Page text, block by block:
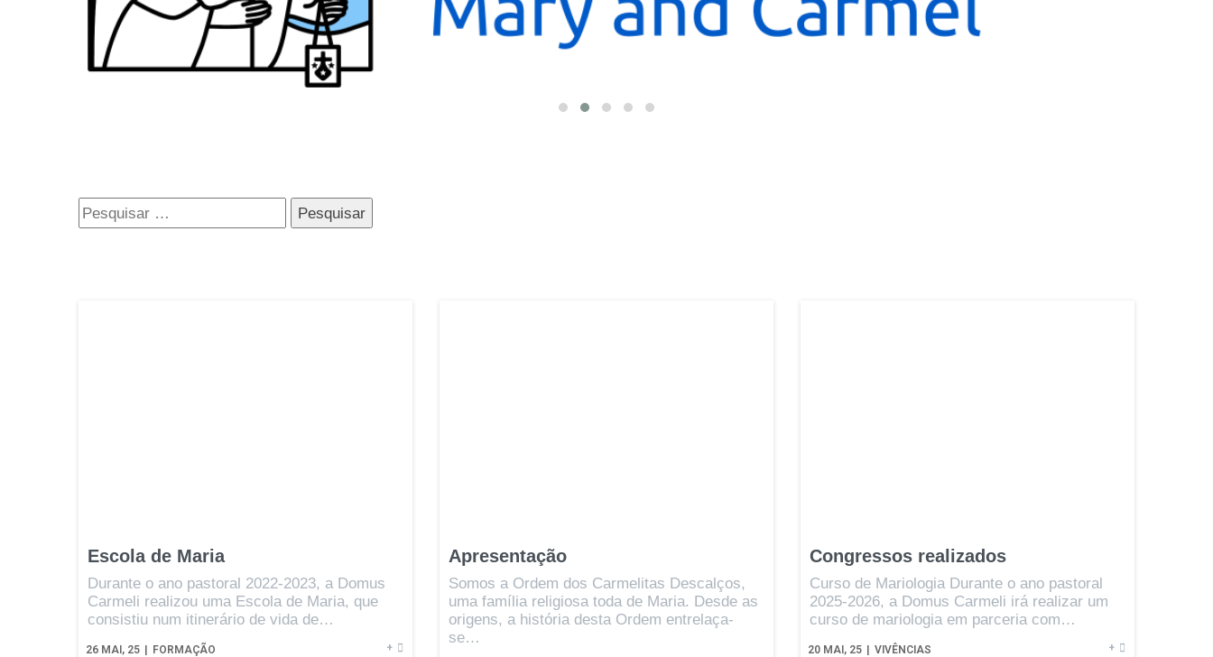
Pesquisar
por:
Escola de Maria
26 MAI, 25 | FORMAÇÃO
Durante o ano pastoral 2022-2023, a Domus
Carmeli realizou uma Escola de Maria, que
consistiu num itinerário de vida de…
+
Apresentação
Somos a Ordem dos Carmelitas Descalços,
uma família religiosa toda de Maria. Desde as
origens, a história desta Ordem entrelaça-
se…
Congressos realizados
20 MAI, 25 | VIVÊNCIAS
Curso de Mariologia Durante o ano pastoral
2025-2026, a Domus Carmeli irá realizar um
curso de mariologia em parceria com…
+